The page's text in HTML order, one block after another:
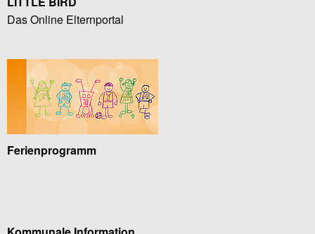
Das Online Elternportal
Ferienprogramm